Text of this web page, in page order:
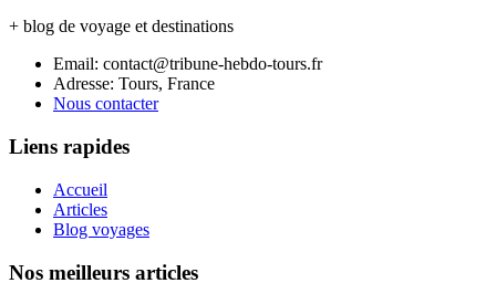
+ blog de voyage et destinations
Email: contact@tribune-hebdo-tours.fr
Adresse: Tours, France
Nous contacter
Liens rapides
Accueil
Articles
Blog voyages
Nos meilleurs articles